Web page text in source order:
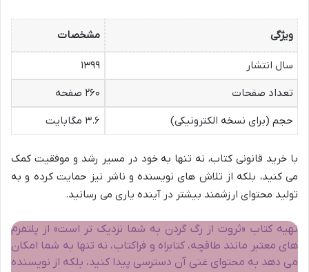
ویژگی مشخصات
سال انتشار
۱۳۹۹
تعداد صفحات
۲۶۰ صفحه
حجم (برای نسخه الکترونیکی)
۳.۶ مگابایت
با خرید قانونی کتاب، نه تنها به خود در مسیر رشد و موفقیت کمک
می کنید، بلکه از تلاش های نویسنده و ناشر نیز حمایت کرده و به
تولید محتوای ارزشمند بیشتر در آینده یاری می رسانید.
تهیه کتاب «ثروت از رگ گردن به شما نزدیک تر است» از پلتفرم
های معتبر مانند طاقچه، کتابراه و فراکتاب، نه تنها به شما امکان
می دهد به محتوای غنی آن دسترسی پیدا کنید، بلکه از نویسنده